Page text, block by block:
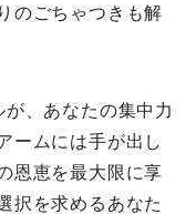
のごちゃつきも解
、あなたの集中力
ームには手が出し
恩恵を最大限に享
択を求めるあなた